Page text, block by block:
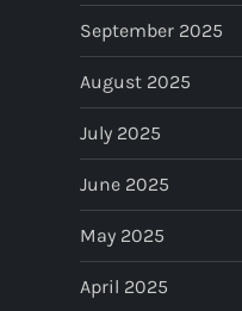
September 2025
August 2025
July 2025
June 2025
May 2025
April 2025